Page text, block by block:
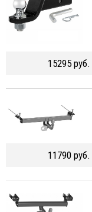
15295 руб.
11790 руб.